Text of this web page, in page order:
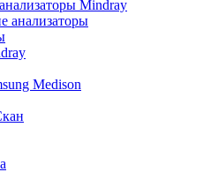
Mindray
анализаторы
Medison